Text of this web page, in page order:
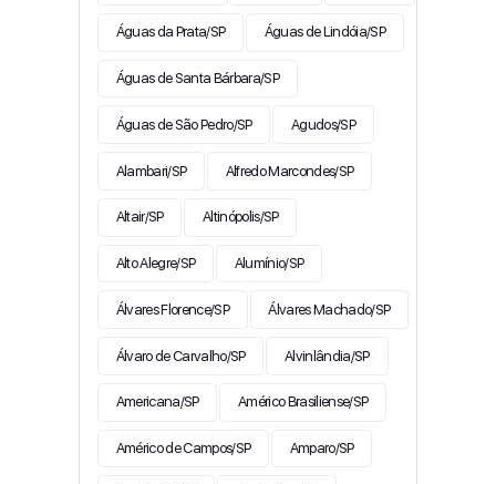
Águas da Prata/SP Águas de Lindóia/SP
Águas de Santa Bárbara/SP
Águas de São Pedro/SP Agudos/SP
Alambari/SP Alfredo Marcondes/SP
Altair/SP Altinópolis/SP
Alto Alegre/SP Alumínio/SP
Álvares Florence/SP Álvares Machado/SP
Álvaro de Carvalho/SP Alvinlândia/SP
Americana/SP Américo Brasiliense/SP
Américo de Campos/SP Amparo/SP